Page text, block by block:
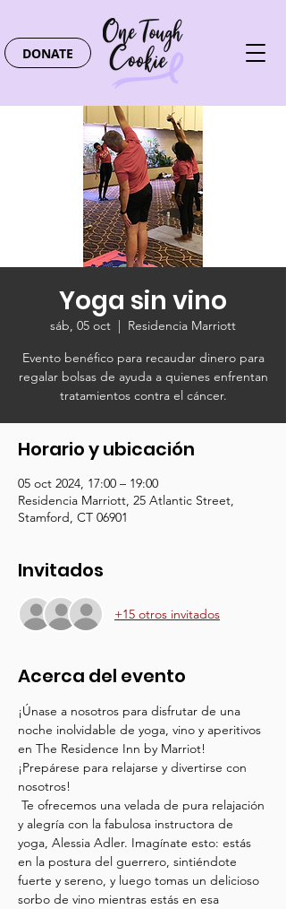
DONATE
Yoga sin vino
sáb, 05 oct
  |
Residencia Marriott
Evento benéfico para recaudar dinero para
regalar bolsas de ayuda a quienes enfrentan
tratamientos contra el cáncer.
Horario y ubicación
05 oct 2024, 17:00 – 19:00
Residencia Marriott, 25 Atlantic Street,
Stamford, CT 06901
Invitados
+15 otros invitados
Acerca del evento
¡Únase a nosotros para disfrutar de una
noche inolvidable de yoga, vino y aperitivos
en The Residence Inn by Marriot!
¡Prepárese para relajarse y divertirse con
nosotros!
y alegría con la fabulosa instructora de
yoga, Alessia Adler. Imagínate esto: estás
en la postura del guerrero, sintiéndote
fuerte y sereno, y luego tomas un delicioso
sorbo de vino mientras estás en esa